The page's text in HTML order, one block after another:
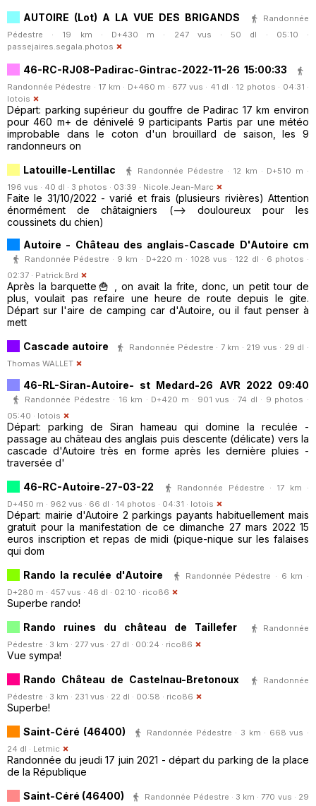
AUTOIRE (Lot) A LA VUE DES BRIGANDS
Randonnée
Pédestre · 19 km · D+430 m · 247 vus · 50 dl · 05:10 ·
passejaires.segala.photos
46-RC-RJ08-Padirac-Gintrac-2022-11-26 15:00:33
Randonnée Pédestre · 17 km · D+460 m · 677 vus · 41 dl · 12 photos · 04:31 ·
lotois
Départ: parking supérieur du gouffre de Padirac 17 km environ
pour 460 m+ de dénivelé 9 participants Partis par une météo
improbable dans le coton d'un brouillard de saison, les 9
randonneurs on
Latouille-Lentillac
Randonnée Pédestre · 12 km · D+510 m ·
196 vus · 40 dl · 3 photos · 03:39 · Nicole.Jean-Marc
Faite le 31/10/2022 - varié et frais (plusieurs rivières) Attention
énormément de châtaigniers (--> douloureux pour les
coussinets du chien)
Autoire - Château des anglais-Cascade D'Autoire cm
Randonnée Pédestre · 9 km · D+220 m · 1028 vus · 122 dl · 6 photos ·
02:37 · Patrick.Brd
Après la barquette🍟 , on avait la frite, donc, un petit tour de
plus, voulait pas refaire une heure de route depuis le gite.
Départ sur l'aire de camping car d'Autoire, ou il faut penser à
mett
Cascade autoire
Randonnée Pédestre · 7 km · 219 vus · 29 dl ·
Thomas WALLET
46-RL-Siran-Autoire- st Medard-26 AVR 2022 09:40
Randonnée Pédestre · 16 km · D+420 m · 901 vus · 74 dl · 9 photos ·
05:40 · lotois
Départ: parking de Siran hameau qui domine la reculée -
passage au château des anglais puis descente (délicate) vers la
cascade d'Autoire très en forme après les dernière pluies -
traversée d'
46-RC-Autoire-27-03-22
Randonnée Pédestre · 17 km ·
D+450 m · 962 vus · 66 dl · 14 photos · 04:31 · lotois
Départ: mairie d'Autoire 2 parkings payants habituellement mais
gratuit pour la manifestation de ce dimanche 27 mars 2022 15
euros inscription et repas de midi (pique-nique sur les falaises
qui dom
Rando la reculée d'Autoire
Randonnée Pédestre · 6 km ·
D+280 m · 457 vus · 46 dl · 02:10 · rico86
Superbe rando!
Rando ruines du château de Taillefer
Randonnée
Pédestre · 3 km · 277 vus · 27 dl · 00:24 · rico86
Vue sympa!
Rando Château de Castelnau-Bretonoux
Randonnée
Pédestre · 3 km · 231 vus · 22 dl · 00:58 · rico86
Superbe!
Saint-Céré (46400)
Randonnée Pédestre · 3 km · 668 vus ·
24 dl · Letmic
Randonnée du jeudi 17 juin 2021 - départ du parking de la place
de la République
Saint-Céré (46400)
Randonnée Pédestre · 3 km · 770 vus · 29